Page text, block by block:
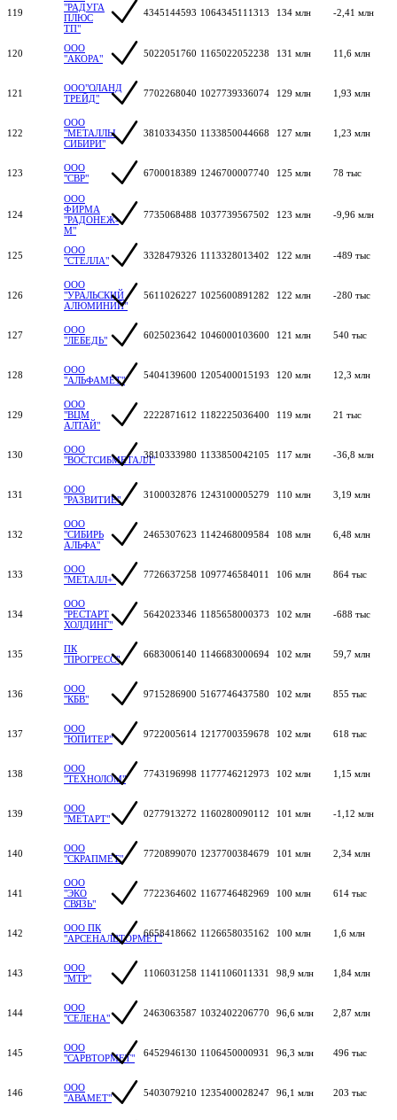
119
"РАДУГА
ПЛЮС
ТП"
4345144593 1064345111313 134 млн -2,41 млн
120
ООО
"АКОРА"
5022051760 1165022052238 131 млн 11,6 млн
121
ООО"ОЛАНД
ТРЕЙД"
7702268040 1027739336074 129 млн 1,93 млн
122
ООО
"МЕТАЛЛЫ
СИБИРИ"
3810334350 1133850044668 127 млн 1,23 млн
123
ООО
"СВР"
6700018389 1246700007740 125 млн 78 тыс
124
ООО
ФИРМА
"РАДОНЕЖ-
М"
7735068488 1037739567502 123 млн -9,96 млн
125
ООО
"СТЕЛЛА"
3328479326 1113328013402 122 млн -489 тыс
126
ООО
"УРАЛЬСКИЙ
АЛЮМИНИЙ"
5611026227 1025600891282 122 млн -280 тыс
127
ООО
"ЛЕБЕДЬ"
6025023642 1046000103600 121 млн 540 тыс
128
ООО
"АЛЬФАМЕТ"
5404139600 1205400015193 120 млн 12,3 млн
129
ООО
"ВЦМ
АЛТАЙ"
2222871612 1182225036400 119 млн 21 тыс
130
ООО
"ВОСТСИБМЕТАЛЛ"3810333980 1133850042105 117 млн -36,8 млн
131
ООО
"РАЗВИТИЕ"
3100032876 1243100005279 110 млн 3,19 млн
132
ООО
"СИБИРЬ
АЛЬФА"
2465307623 1142468009584 108 млн 6,48 млн
133
ООО
"МЕТАЛЛ+"
7726637258 1097746584011 106 млн 864 тыс
134
ООО
"РЕСТАРТ
ХОЛДИНГ"
5642023346 1185658000373 102 млн -688 тыс
135
ПК
"ПРОГРЕСС"
6683006140 1146683000694 102 млн 59,7 млн
136
ООО
"КБВ"
9715286900 5167746437580 102 млн 855 тыс
137
ООО
"ЮПИТЕР"
9722005614 1217700359678 102 млн 618 тыс
138
ООО
"ТЕХНОЛОМ"
7743196998 1177746212973 102 млн 1,15 млн
139
ООО
"МЕТАРТ"
0277913272 1160280090112 101 млн -1,12 млн
140
ООО
"СКРАПМЕТ"
7720899070 1237700384679 101 млн 2,34 млн
141
ООО
"ЭКО
СВЯЗЬ"
7722364602 1167746482969 100 млн 614 тыс
142
ООО ПК
"АРСЕНАЛВТОРМЕТ"6658418662 1126658035162 100 млн 1,6 млн
143
ООО
"МТР"
1106031258 1141106011331 98,9 млн 1,84 млн
144
ООО
"СЕЛЕНА"
2463063587 1032402206770 96,6 млн 2,87 млн
145
ООО
"САРВТОРМЕТ"
6452946130 1106450000931 96,3 млн 496 тыс
146
ООО
"АВАМЕТ"
5403079210 1235400028247 96,1 млн 203 тыс